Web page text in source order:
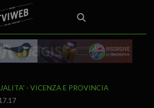
VENETO
VICENZA E PROVINCIA
ECONOMIA ATTUALITA’ POLITICA
MONDO CURIOSITÀ – LIFESTYLE
CULTURA ARTE
FOOD & DRINK FUORIPORTA EROTICO VICENTINO
VICENZA E PROVINCIA